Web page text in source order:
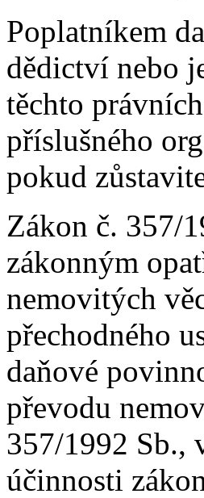
Poplatníkem
dědictví nebo
těchto
příslušného
pokud
Zákon č. 357/
zákonným
nemovitých
přechodného
daňové
převodu
357/1992 Sb.,
účinnosti